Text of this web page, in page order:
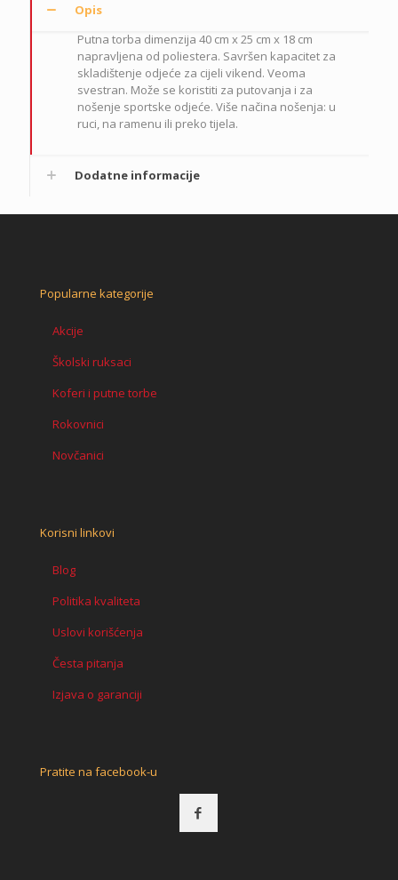
Opis
Putna torba dimenzija 40 cm x 25 cm x 18 cm
napravljena od poliestera. Savršen kapacitet za
skladištenje odjeće za cijeli vikend.Veoma
svestran. Može se koristiti za putovanja i za
nošenje sportske odjeće.Više načina nošenja: u
ruci, na ramenu ili preko tijela.
Dodatne informacije
Popularne kategorije
Akcije
Školski ruksaci
Koferi i putne torbe
Rokovnici
Novčanici
Korisni linkovi
Blog
Politika kvaliteta
Uslovi korišćenja
Česta pitanja
Izjava o garanciji
Pratite na facebook-u